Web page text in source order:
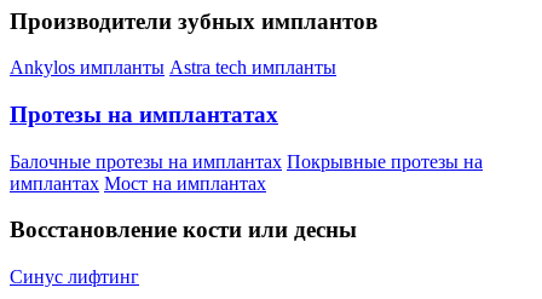
Производители зубных имплантов
Ankylos импланты Astra tech импланты
Протезы на имплантатах
Балочные протезы на имплантах Покрывные протезы на
имплантах Мост на имплантах
Восстановление кости или десны
Синус лифтинг